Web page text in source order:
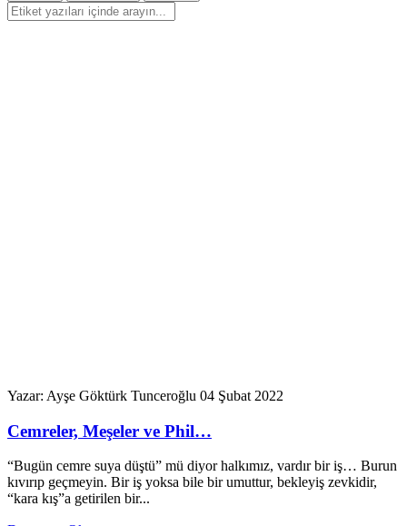
Yazar: Ayşe Göktürk Tunceroğlu 04 Şubat 2022
Cemreler, Meşeler ve Phil…
“Bugün cemre suya düştü” mü diyor halkımız, vardır bir iş… Burun
kıvırıp geçmeyin. Bir iş yoksa bile bir umuttur, bekleyiş zevkidir,
“kara kış”a getirilen bir...